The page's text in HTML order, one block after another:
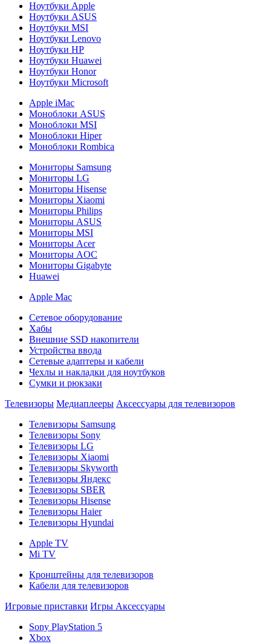
Ноутбуки Apple
Ноутбуки ASUS
Ноутбуки MSI
Ноутбуки Lenovo
Ноутбуки HP
Ноутбуки Huawei
Ноутбуки Honor
Ноутбуки Microsoft
Apple iMac
Моноблоки ASUS
Моноблоки MSI
Моноблоки Hiper
Моноблоки Rombica
Мониторы Samsung
Мониторы LG
Мониторы Hisense
Мониторы Xiaomi
Мониторы Philips
Мониторы ASUS
Мониторы MSI
Мониторы Acer
Мониторы AOC
Мониторы Gigabyte
Huawei
Apple Mac
Сетевое оборудование
Хабы
Внешние SSD накопители
Устройства ввода
Сетевые адаптеры и кабели
Чехлы и накладки для ноутбуков
Сумки и рюкзаки
Телевизоры Медиаплееры Аксессуары для телевизоров
Телевизоры Samsung
Телевизоры Sony
Телевизоры LG
Телевизоры Xiaomi
Телевизоры Skyworth
Телевизоры Яндекс
Телевизоры SBER
Телевизоры Hisense
Телевизоры Haier
Телевизоры Hyundai
Apple TV
Mi TV
Кронштейны для телевизоров
Кабели для телевизоров
Игровые приставки Игры Аксессуары
Sony PlayStation 5
Xbox